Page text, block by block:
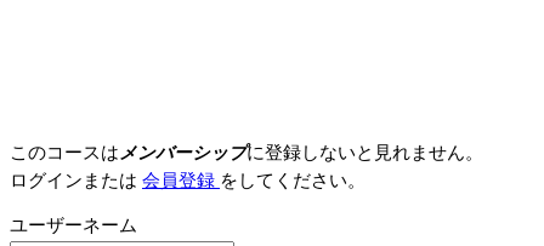
このコースはメンバーシップに登録しないと見れません。
ログインまたは 会員登録 をしてください。
ユーザーネーム